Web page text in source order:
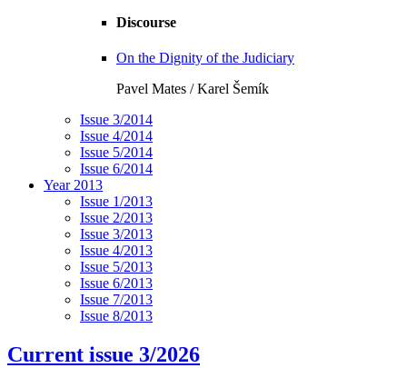
Discourse
On the Dignity of the Judiciary
Pavel Mates / Karel Šemík
Issue 3/2014
Issue 4/2014
Issue 5/2014
Issue 6/2014
Year 2013
Issue 1/2013
Issue 2/2013
Issue 3/2013
Issue 4/2013
Issue 5/2013
Issue 6/2013
Issue 7/2013
Issue 8/2013
Current issue 3/2026